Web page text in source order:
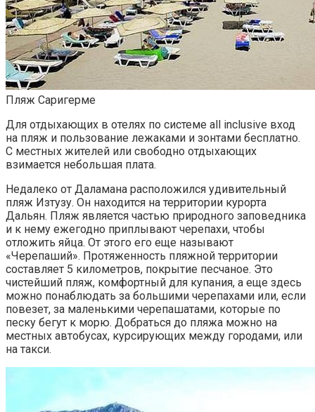
Пляж Саригерме
Для отдыхающих в отелях по системе all inclusive вход
на пляж и пользование лежаками и зонтами бесплатно.
С местных жителей или свободно отдыхающих
взимается небольшая плата.
Недалеко от Даламана расположился удивительный
пляж Изтузу. Он находится на территории курорта
Дальян. Пляж является частью природного заповедника
и к нему ежегодно приплывают черепахи, чтобы
отложить яйца. От этого его еще называют
«Черепаший». Протяженность пляжной территории
составляет 5 километров, покрытие песчаное. Это
чистейший пляж, комфортный для купания, а еще здесь
можно понаблюдать за большими черепахами или, если
повезет, за маленькими черепашатами, которые по
песку бегут к морю. Добраться до пляжа можно на
местных автобусах, курсирующих между городами, или
на такси.